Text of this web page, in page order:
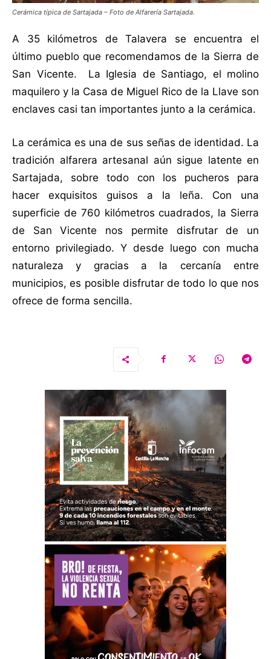
Cerámica típica de Sartajada – Foto de Alfarería Sartajada.
A 35 kilómetros de Talavera se encuentra el
último pueblo que recomendamos de la Sierra de
San Vicente. La Iglesia de Santiago, el molino
maquilero y la Casa de Miguel Rico de la Llave son
enclaves casi tan importantes junto a la cerámica.
La cerámica es una de sus señas de identidad. La
tradición alfarera artesanal aún sigue latente en
Sartajada, sobre todo con los pucheros para
hacer exquisitos guisos a la leña. Con una
superficie de 760 kilómetros cuadrados, la Sierra
de San Vicente nos permite disfrutar de un
entorno privilegiado. Y desde luego con mucha
naturaleza y gracias a la cercanía entre
municipios, es posible disfrutar de todo lo que nos
ofrece de forma sencilla.